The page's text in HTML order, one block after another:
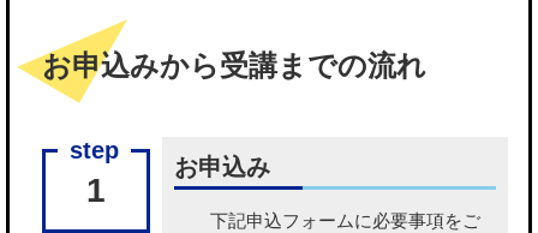
お申込みから受講までの流れ
1
お申込み
下記申込フォームに必要事項をご